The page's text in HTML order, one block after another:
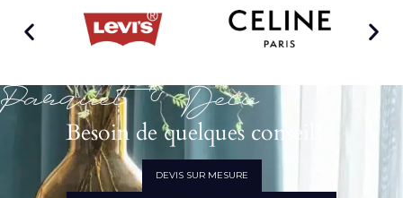
Parquet & Déco
Besoin de quelques conseils ?
DEVIS SUR MESURE